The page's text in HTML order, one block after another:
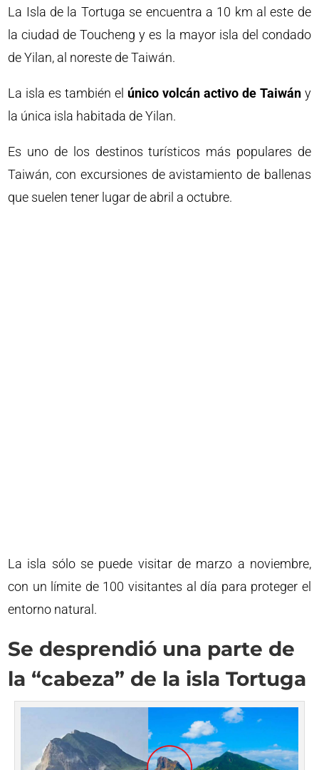
La Isla de la Tortuga se encuentra a 10 km al este de
la ciudad de Toucheng y es la mayor isla del condado
de Yilan, al noreste de Taiwán.
La isla es también el único volcán activo de Taiwány
la única isla habitada de Yilan.
Es uno de los destinos turísticos más populares de
Taiwán, con excursiones de avistamiento de ballenas
que suelen tener lugar de abril a octubre.
La isla sólo se puede visitar de marzo a noviembre,
con un límite de 100 visitantes al día para proteger el
entorno natural.
Se desprendió una parte de
la “cabeza” de la isla Tortuga